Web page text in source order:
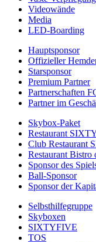
Videowände
Media
LED-Boarding
Hauptsponsor
Offizieller
Starsponsor
Premium Partner
Partnerschaften
Partner im
Skybox-Paket
Restaurant
Club Restaurant
Restaurant Bistro
Sponsor des
Ball-Sponsor
Sponsor der
Selbsthilfegruppe
Skyboxen
SIXTYFIVE
TOS